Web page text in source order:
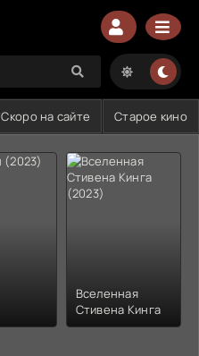
Скоро на сайте Старое кино
Вселенная
Стивена Кинга